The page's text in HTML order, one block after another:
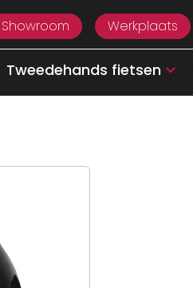
Showroom Werkplaats
Tweedehands fietsen